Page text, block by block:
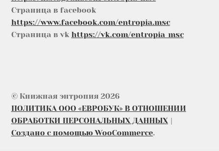
Страница в facebook
https://www.facebook.com/entropia.msc
Страница в vk https://vk.com/entropia_msc
© Книжная энтропия 2026
ПОЛИТИКА ООО «ЕВРОБУК» В ОТНОШЕНИИ
ОБРАБОТКИ ПЕРСОНАЛЬНЫХ ДАННЫХ
Создано с помощью WooCommerce.